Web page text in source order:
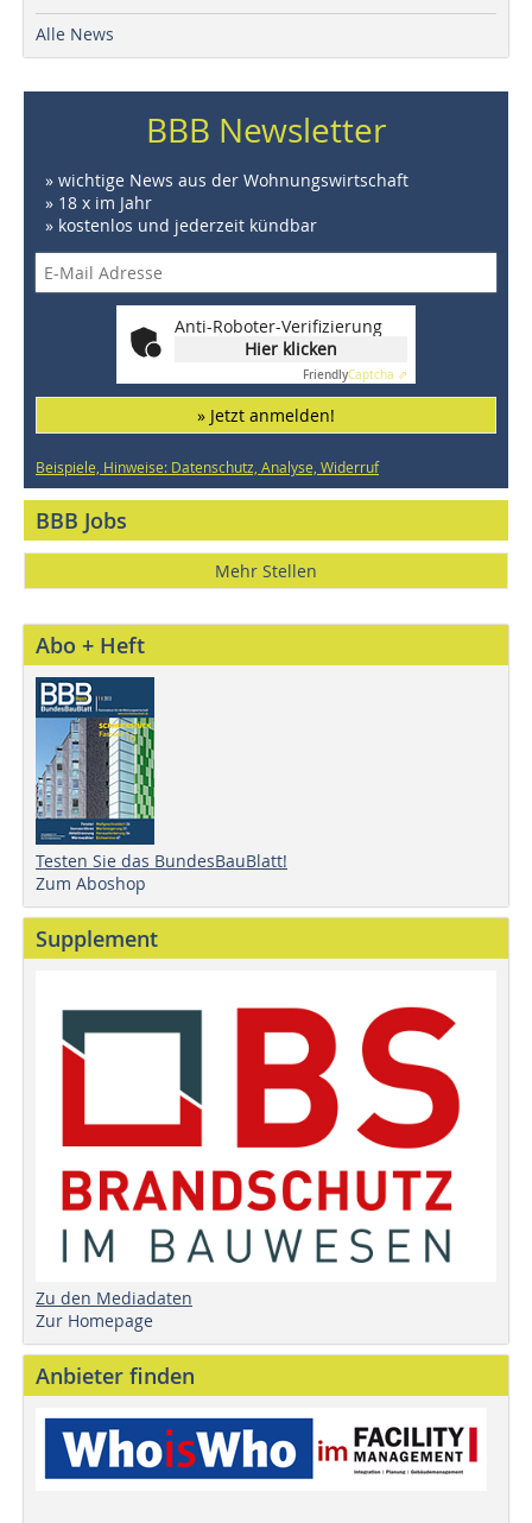
Alle News
BBB Newsletter
» wichtige News aus der Wohnungswirtschaft
» 18 x im Jahr
» kostenlos und jederzeit kündbar
Anti-Roboter-Verifizierung
Hier klicken
FriendlyCaptcha ⇗
» Jetzt anmelden!
Beispiele, Hinweise: Datenschutz, Analyse, Widerruf
BBB Jobs
Mehr Stellen
Abo + Heft
Testen Sie das BundesBauBlatt!
Zum Aboshop
Supplement
Zu den Mediadaten
Zur Homepage
Anbieter finden